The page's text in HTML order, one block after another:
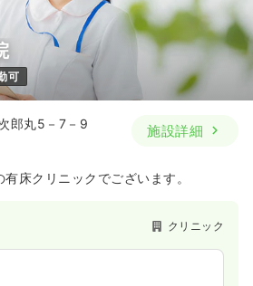
可
郎丸5－7－9
施設詳細
床クリニックでございます。
クリニック